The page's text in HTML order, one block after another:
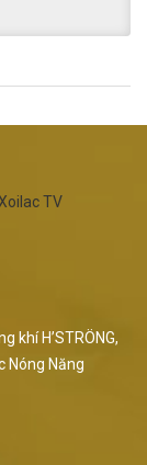
TV
khí H’STRÖNG,
Nóng Năng